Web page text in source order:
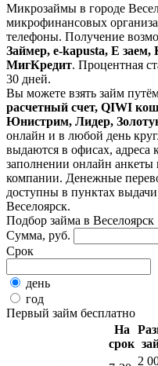
Микрозаймы в городе
микрофинансовых
телефоны. Получение
Займер, e-kapusta, Е заем,
МигКредит. Процентная
30 дней.
Вы можете взять займ
расчетный счет, QIWI
Юнистрим, Лидер,
онлайн и в любой день
выдаются в офисах, адреса
заполнении онлайн анкеты
компании. Денежные
доступны в пунктах
Веселоярск.
Подбор займа в Веселоярск
Сумма, руб.
Срок
день
год
Первый займ бесплатно
На
срок
2